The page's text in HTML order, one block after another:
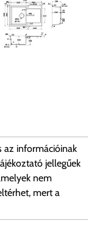
az információinak
jellegűek
nem
mert a